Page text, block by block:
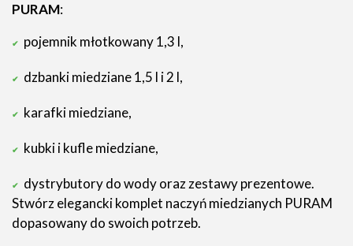
PURAM:
pojemnik młotkowany 1,3 l,
dzbanki miedziane 1,5 l i 2 l,
karafki miedziane,
kubki i kufle miedziane,
dystrybutory do wody oraz zestawy prezentowe.
Stwórz elegancki komplet naczyń miedzianych PURAM
dopasowany do swoich potrzeb.